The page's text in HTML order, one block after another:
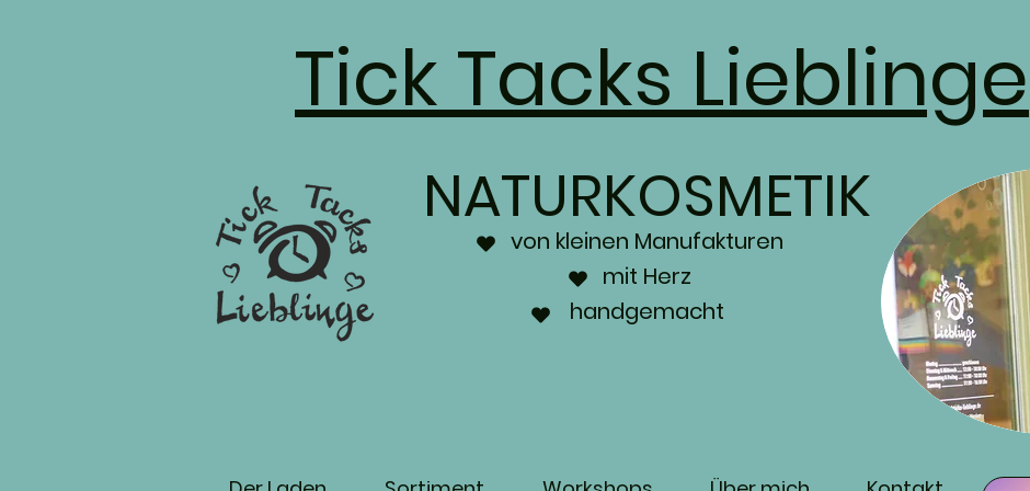
Tick Tacks Lieblinge
NATURKOSMETIK
von kleinen Manufakturen
mit Herz
handgemacht